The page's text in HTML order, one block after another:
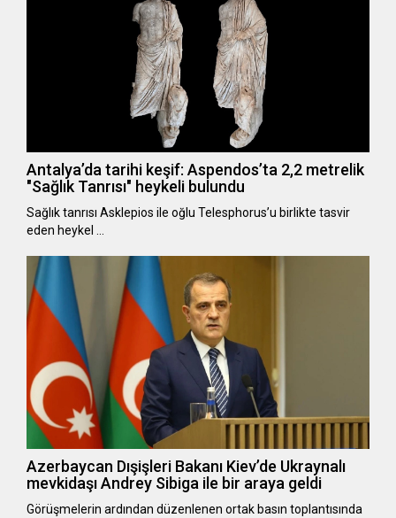
Antalya’da tarihi keşif: Aspendos’ta 2,2 metrelik
"Sağlık Tanrısı" heykeli bulundu
Sağlık tanrısı Asklepios ile oğlu Telesphorus’u birlikte tasvir
eden heykel …
Azerbaycan Dışişleri Bakanı Kiev’de Ukraynalı
mevkidaşı Andrey Sibiga ile bir araya geldi
Görüşmelerin ardından düzenlenen ortak basın toplantısında